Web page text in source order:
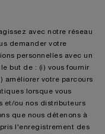
avec notre réseau
demander votre
personnelles avec un
but de : (i) vous fournir
améliorer votre parcours
lorsque vous
et/ou nos distributeurs
que nous détenons à
l'enregistrement des